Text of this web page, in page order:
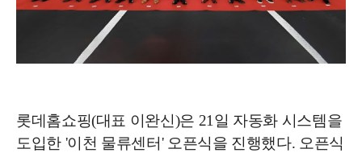
롯데홈쇼핑(대표 이완신)은 21일 자동화 시스템을
도입한 '이천 물류센터' 오픈식을 진행했다. 오픈식